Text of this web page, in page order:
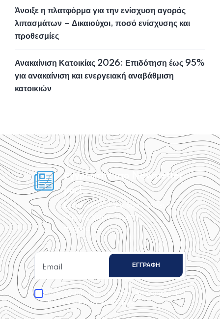
Άνοιξε η πλατφόρμα για την ενίσχυση αγοράς
λιπασμάτων – Δικαιούχοι, ποσό ενίσχυσης και
προθεσμίες
Ανακαίνιση Κατοικίας 2026: Επιδότηση έως 95%
για ανακαίνιση και ενεργειακή αναβάθμιση
κατοικιών
Εγγραφείτε στο Newsletter
μας!
Ενημερωθείτε για όσα πρέπει να
ξέρετε, χωρίς περιττές
πληροφορίες.
Αποδέχομαι τηνΠολιτική Απορρήτουκαι
συναινώ στην εγγραφή μου.